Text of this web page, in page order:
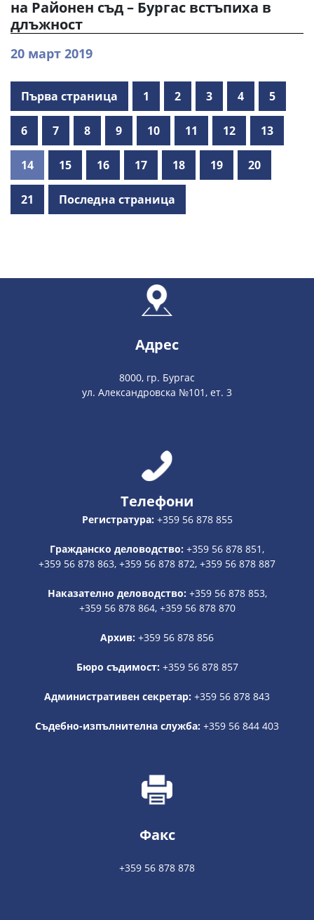
на Районен съд – Бургас встъпиха в
длъжност
20 март 2019
Първа страница 1 2 3 4 5
6 7 8 9 10 11 12 13
14 15 16 17 18 19 20
21 Последна страница
Адрес
8000, гр. Бургас
ул. Александровска №101, ет. 3
Телефони
Регистратура: +359 56 878 855
Гражданско деловодство: +359 56 878 851,
+359 56 878 863, +359 56 878 872, +359 56 878 887
Наказателно деловодство: +359 56 878 853,
+359 56 878 864, +359 56 878 870
Архив: +359 56 878 856
Бюро съдимост: +359 56 878 857
Административен секретар: +359 56 878 843
Съдебно-изпълнителна служба: +359 56 844 403
Факс
+359 56 878 878